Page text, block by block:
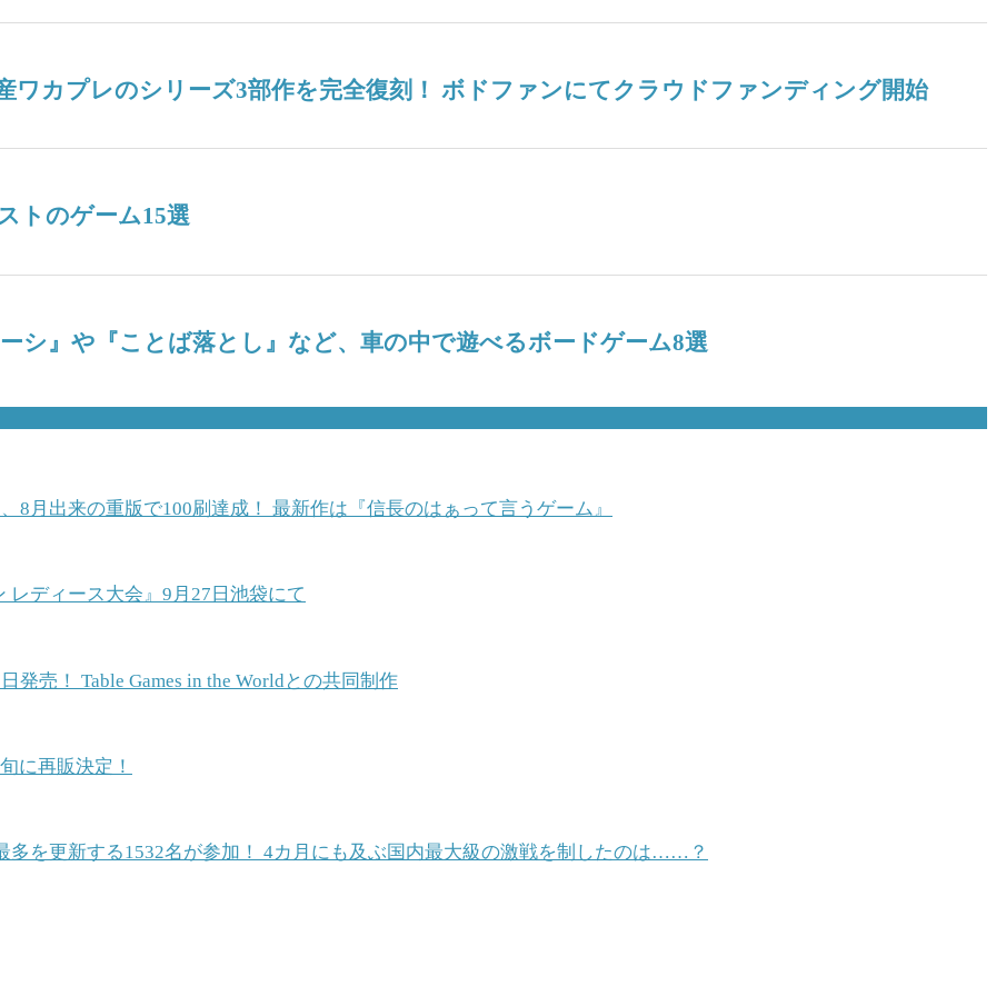
8月出来の重版で100刷達成！ 最新作は『信長のはぁって言うゲーム』
レディース大会』9月27日池袋にて
売！ Table Games in the Worldとの共同制作
に再販決定！
多を更新する1532名が参加！ 4カ月にも及ぶ国内最大級の激戦を制したのは……？